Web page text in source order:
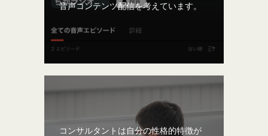
音声コンテンツ配信を考えています。
コンサルタントは自分の性格的特徴が